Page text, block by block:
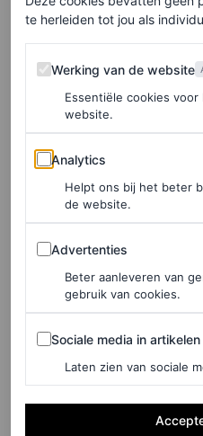
©DE BIJENKORF
Tas met strikdetail, € 69
Saint Laurent
te herleiden tot jou als
Werking van de website
Werking van de website
Essentiële cookies
website.
Analytics
Analytics
Helpt ons bij het beter
de website.
Advertenties
Advertenties
Beter aanleveren van
gebruik van cookies.
Sociale media in artikelen
Sociale media in artikelen
Laten zien van sociale